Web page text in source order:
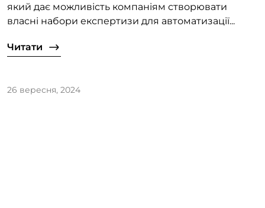
який дає можливість компаніям створювати
власні набори експертизи для автоматизації...
Читати
26 вересня, 2024